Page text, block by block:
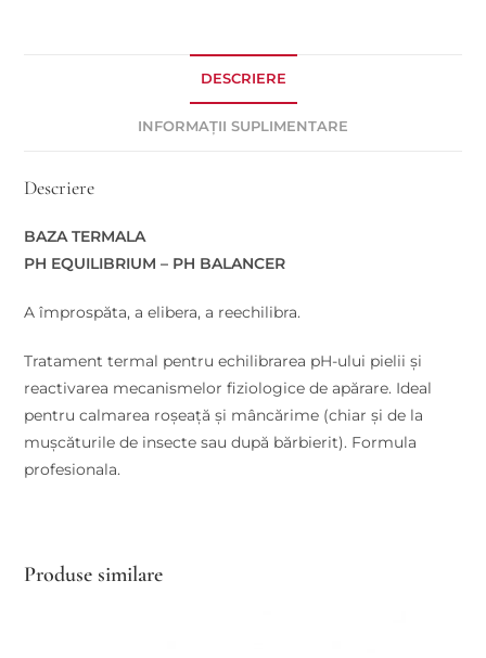
DESCRIERE
INFORMAȚII SUPLIMENTARE
Descriere
BAZA TERMALA
PH EQUILIBRIUM – PH BALANCER
A împrospăta, a elibera, a reechilibra.
Tratament termal pentru echilibrarea pH-ului pielii și
reactivarea mecanismelor fiziologice de apărare. Ideal
pentru calmarea roșeață și mâncărime (chiar și de la
mușcăturile de insecte sau după bărbierit). Formula
profesionala.
Produse similare